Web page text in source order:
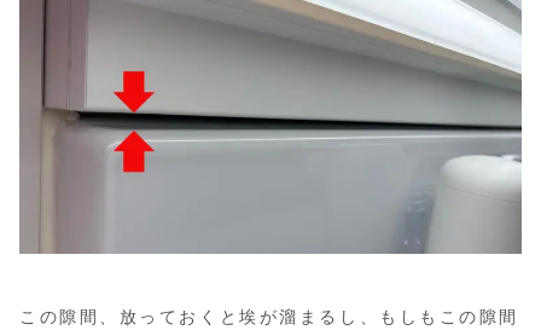
この隙間、放っておくと埃が溜まるし、もしもこの隙間